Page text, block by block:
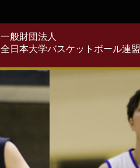
一般財団法人
全日本大学バスケットボール連盟